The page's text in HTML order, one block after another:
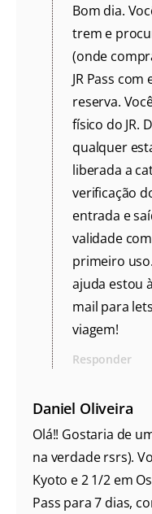
Bom dia.
trem e
(onde
JR Pass
reserva.
físico do JR.
qualquer
liberada a
verificação
entrada e
validade
primeiro
ajuda estou
mail para
viagem!
Responder
Daniel Oliveira
Olá!! Gostaria de
na verdade rsrs).
Kyoto e 2 1/2 em
Pass para 7 dias,